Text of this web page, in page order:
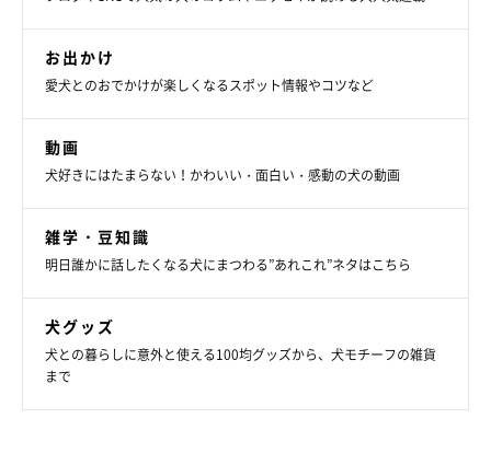
お出かけ
愛犬とのおでかけが楽しくなるスポット情報やコツなど
動画
犬好きにはたまらない！かわいい・面白い・感動の犬の動画
雑学・豆知識
明日誰かに話したくなる犬にまつわる”あれこれ”ネタはこちら
犬グッズ
犬との暮らしに意外と使える100均グッズから、犬モチーフの雑貨
まで